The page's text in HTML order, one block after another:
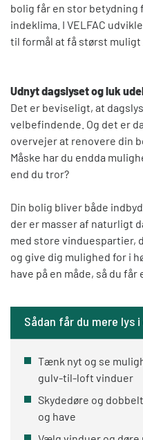
bolig får en stor betydning
indeklima. I VELFAC
til formål at få størst
Udnyt dagslyset og luk
Det er beviseligt, at
velbefindende. Og det er
overvejer at renovere din
Måske har du endda
end du tror?
Din bolig bliver både
der er masser af naturligt
med store vinduespartier,
og give dig mulighed for i
have på en måde, så du
Sådan får du mere lys
Tænk nyt og se
gulv-til-loft vinduer
Skydedøre og
og have